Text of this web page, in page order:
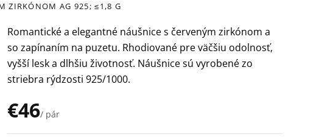
ZIRKÓNOM AG 925; ≤1,8 G
€46/ pár
Jednotková
cena:
Romantické a elegantné náušnice s červeným zirkónom a
so zapínaním na puzetu. Rhodiované pre väčšiu odolnosť,
vyšší lesk a dlhšiu životnosť. Náušnice sú vyrobené zo
striebra rýdzosti 925/1000.